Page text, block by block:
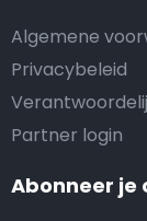
Algemene
Privacybeleid
Partner login
Abonneer je